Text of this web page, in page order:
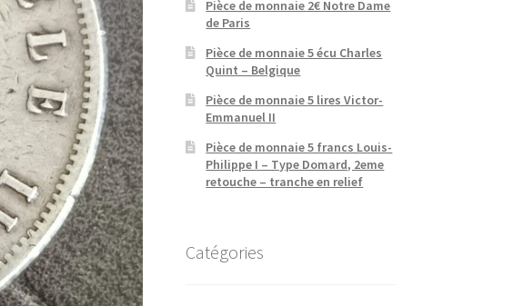
Pièce de monnaie 2€ Notre Dame
de Paris
Pièce de monnaie 5 écu Charles
Quint – Belgique
Pièce de monnaie 5 lires Victor-
Emmanuel II
Pièce de monnaie 5 francs Louis-
Philippe I – Type Domard, 2eme
retouche – tranche en relief
Catégories